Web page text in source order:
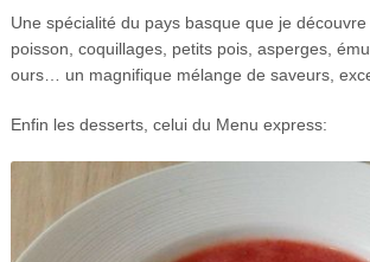
Une spécialité du pays basque que je
poisson, coquillages, petits pois, asperges,
ours… un magnifique mélange de saveurs,
Enfin les desserts, celui du Menu express: